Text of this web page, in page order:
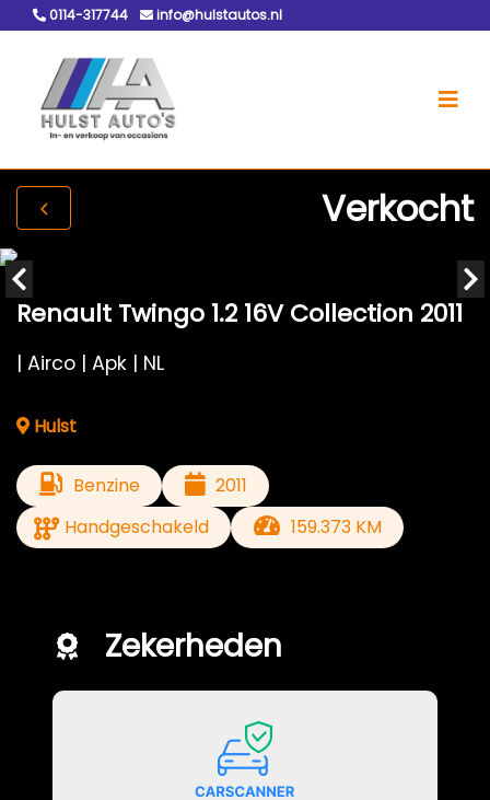
0114-317744 info@hulstautos.nl
Verkocht
Renault Twingo 1.2 16V Collection 2011
| Airco | Apk | NL
Hulst
Benzine
2011
Handgeschakeld
159.373 KM
Zekerheden